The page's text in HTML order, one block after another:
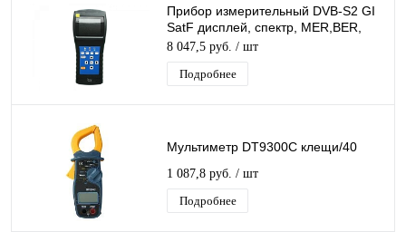
Прибор измерительный DVB-S2 GI
SatF дисплей, спектр, MER,BER,
S/N, уровень, транспондер,
8 047,5 руб. / шт
Подробнее
Мультиметр DT9300C клещи/40
1 087,8 руб. / шт
Подробнее